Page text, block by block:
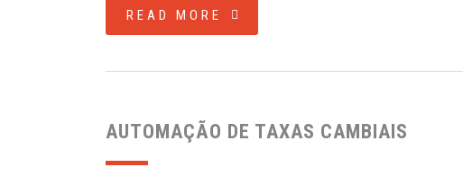
READ MORE
AUTOMAÇÃO DE TAXAS CAMBIAIS